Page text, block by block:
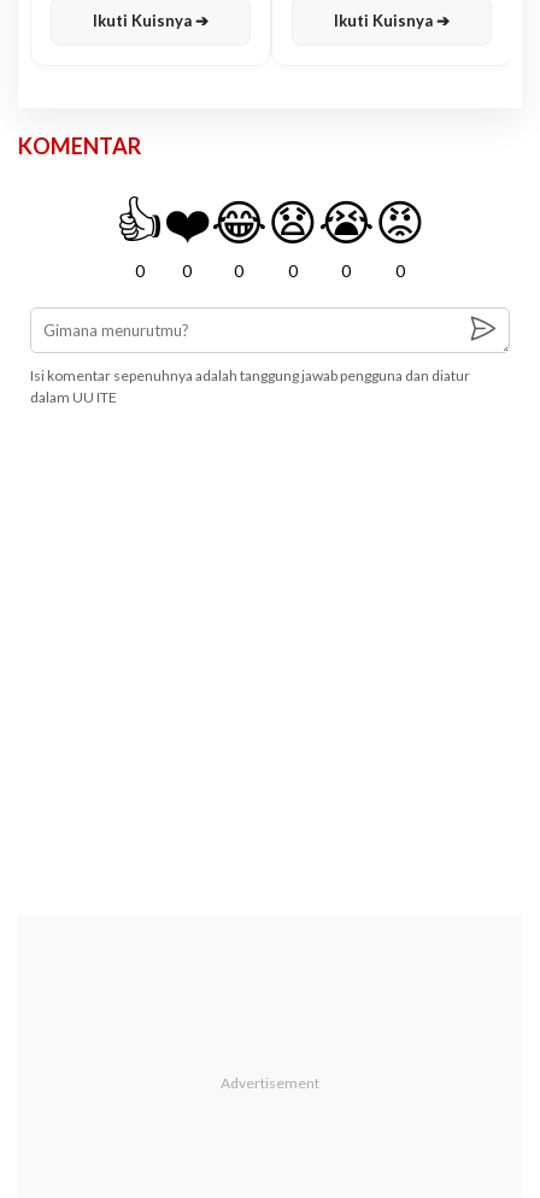
Ikuti Kuisnya ➔ Ikuti Kuisnya ➔
KOMENTAR
👍
0
❤️
0
😂
0
😧
0
😭
0
😡
0
Isi komentar sepenuhnya adalah tanggung jawab pengguna dan diatur
dalam UU ITE